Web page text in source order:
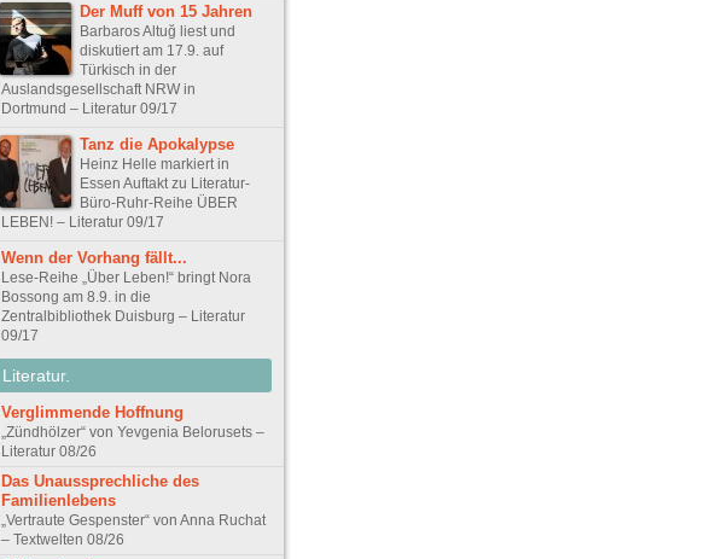
Der Muff von 15 Jahren
Barbaros Altuğ liest und
diskutiert am 17.9. auf
Türkisch in der
Auslandsgesellschaft NRW in
Dortmund – Literatur 09/17
Tanz die Apokalypse
Heinz Helle markiert in
Essen Auftakt zu Literatur-
Büro-Ruhr-Reihe ÜBER
LEBEN! – Literatur 09/17
Wenn der Vorhang fällt...
Lese-Reihe „Über Leben!“ bringt Nora
Bossong am 8.9. in die
Zentralbibliothek Duisburg – Literatur
09/17
Literatur.
Verglimmende Hoffnung
„Zündhölzer“ von Yevgenia Belorusets –
Literatur 08/26
Das Unaussprechliche des
Familienlebens
„Vertraute Gespenster“ von Anna Ruchat
– Textwelten 08/26